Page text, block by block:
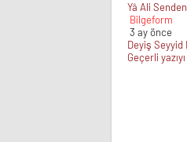
Yâ Ali
Bilgeform
3 ay önce
Deyiş Seyyid
Geçerli